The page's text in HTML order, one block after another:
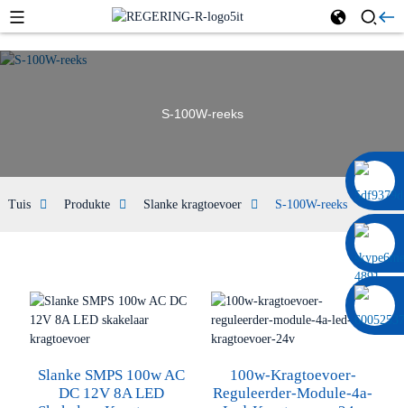
0086 13322920697
S-100W-reeks
Tuis Produkte Slanke kragtoevoer S-100W-reeks
Slanke SMPS 100w AC
DC 12V 8A LED
100w-Kragtoevoer-
Reguleerder-Module-4a-